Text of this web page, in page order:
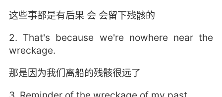
这些事都是有后果 会 会留下残骸的
2. That's because we're nowhere near the
wreckage.
那是因为我们离船的残骸很远了